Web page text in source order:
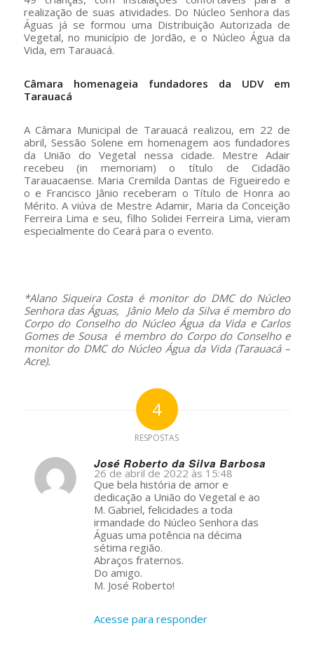
realização de suas atividades. Do Núcleo Senhora das
Águas já se formou uma Distribuição Autorizada de
Vegetal, no município de Jordão, e o Núcleo Água da
Vida, em Tarauacá.
Câmara homenageia fundadores da UDV em
Tarauacá
A Câmara Municipal de Tarauacá realizou, em 22 de
abril, Sessão Solene em homenagem aos fundadores
da União do Vegetal nessa cidade. Mestre Adair
recebeu (in memoriam) o título de Cidadão
Tarauacaense. Maria Cremilda Dantas de Figueiredo e
o e Francisco Jânio receberam o Título de Honra ao
Mérito. A viúva de Mestre Adamir, Maria da Conceição
Ferreira Lima e seu, filho Solidei Ferreira Lima, vieram
especialmente do Ceará para o evento.
*Alano Siqueira Costa é monitor do DMC do Núcleo
Senhora das Águas, Jânio Melo da Silva é membro do
Corpo do Conselho do Núcleo Água da Vida e Carlos
Gomes de Sousa é membro do Corpo do Conselho e
monitor do DMC do Núcleo Água da Vida (Tarauacá –
Acre).
4
RESPOSTAS
José Roberto da Silva Barbosa
s
ays:
26 de abril de 2022 às 15:48
Que bela história de amor e
dedicação a União do Vegetal e ao
M. Gabriel, felicidades a toda
irmandade do Núcleo Senhora das
Águas uma potência na décima
sétima região.
Abraços fraternos.
Do amigo.
M. José Roberto!
Acesse para responder